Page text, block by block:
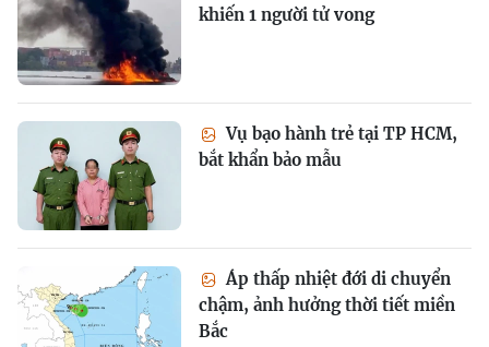
khiến 1 người tử vong
Vụ bạo hành trẻ tại TP HCM,
bắt khẩn bảo mẫu
Áp thấp nhiệt đới di chuyển
chậm, ảnh hưởng thời tiết miền
Bắc